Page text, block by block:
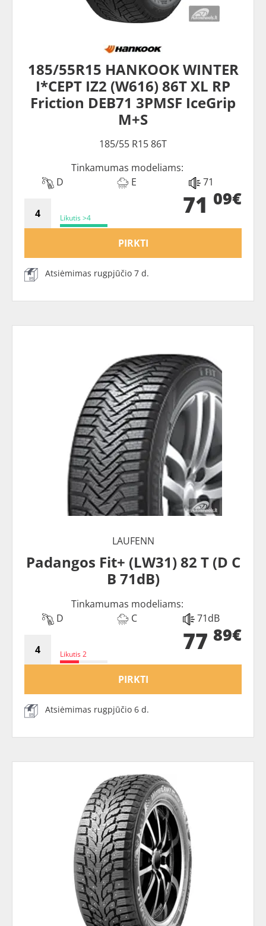
185/55R15 HANKOOK WINTER
I*CEPT IZ2 (W616) 86T XL RP
Friction DEB71 3PMSF IceGrip
M+S
185/55 R15 86T
Tinkamumas modeliams:
D
E 71
Likutis >4 71 09€
PIRKTI
Atsiėmimas rugpjūčio 7 d.
LAUFENN
Padangos Fit+ (LW31) 82 T (D C
B 71dB)
Tinkamumas modeliams:
D
C 71dB
Likutis 2 77 89€
PIRKTI
Atsiėmimas rugpjūčio 6 d.